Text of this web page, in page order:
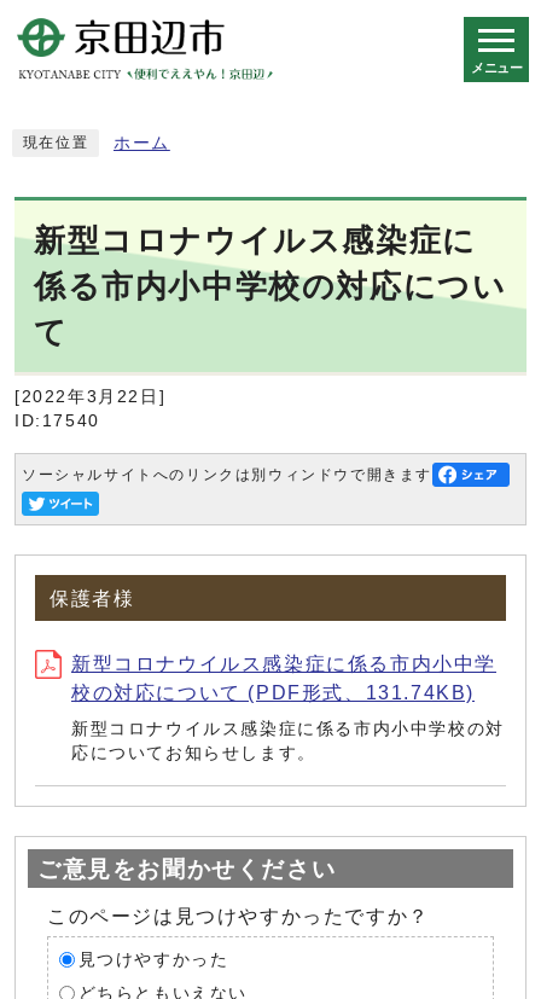
メニュー
現在位置 ホーム
新型コロナウイルス感染症に
係る市内小中学校の対応につい
て
[2022年3月22日]
ID:17540
ソーシャルサイトへのリンクは別ウィンドウで開きます
保護者様
新型コロナウイルス感染症に係る市内小中学
校の対応について (PDF形式、131.74KB)
新型コロナウイルス感染症に係る市内小中学校の対
応についてお知らせします。
ご意見をお聞かせください
このページは見つけやすかったですか？
見つけやすかった
どちらともいえない